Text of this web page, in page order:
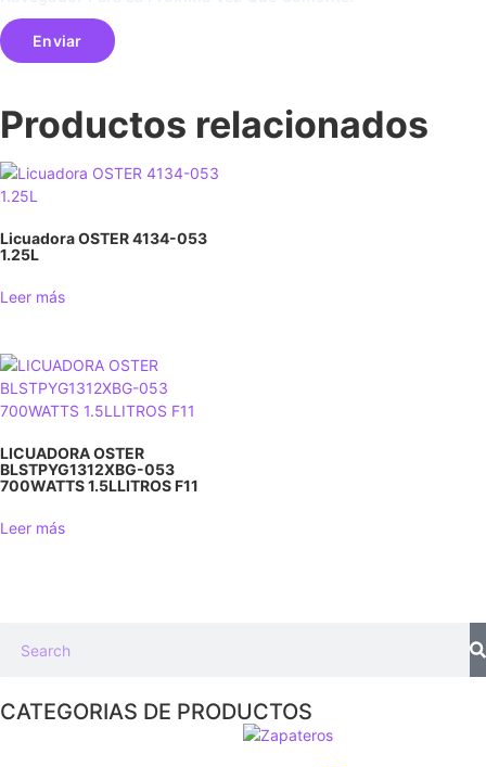
Productos relacionados
Licuadora OSTER 4134-053
1.25L
Leer más
LICUADORA OSTER
BLSTPYG1312XBG-053
700WATTS 1.5LLITROS F11
Leer más
CATEGORIAS DE PRODUCTOS